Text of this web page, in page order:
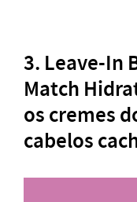
3. Leave-In
Match
os cremes
cabelos